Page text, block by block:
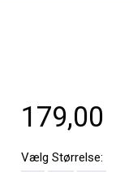
179,00
Vælg Størrelse: